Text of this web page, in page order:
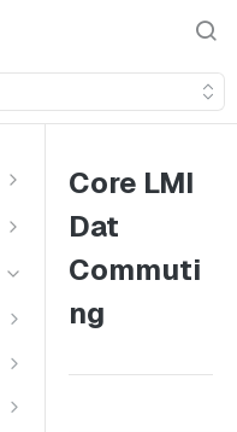
Core LMI
Dat
Commuti
ng